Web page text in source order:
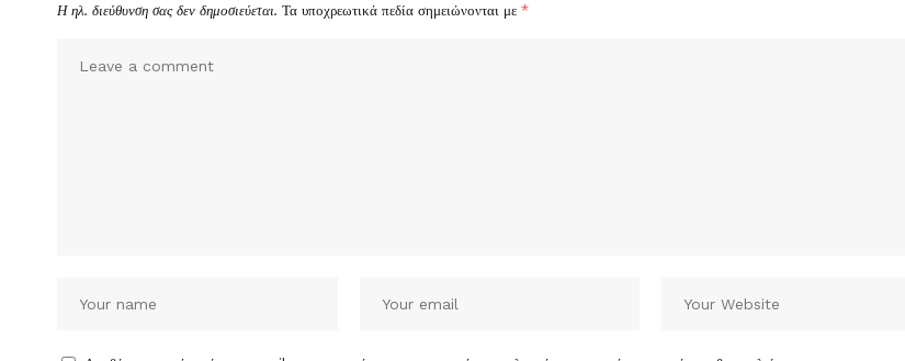
Η ηλ. διεύθυνση σας δεν δημοσιεύεται. Τα υποχρεωτικά πεδία σημειώνονται με *